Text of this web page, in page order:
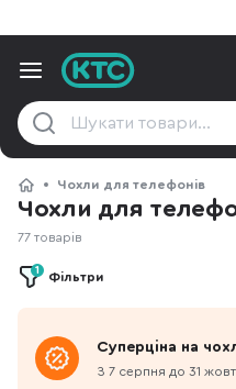
Чохли для телефонів
Суперціна на
З 7 серпня до 31
Чохли для
77 товарів
Фільтри
1